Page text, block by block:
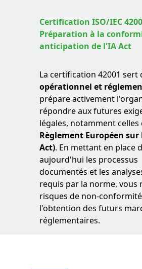
Certification ISO/IEC
Préparation à la
anticipation de l'IA Act
La certification 42001 sert
opérationnel et
prépare activement
répondre aux futures
légales, notamment celles
Règlement Européen sur
Act). En mettant en place
aujourd'hui les processus
documentés et les
requis par la norme, vous
risques de non-
l'obtention des futurs
réglementaires.